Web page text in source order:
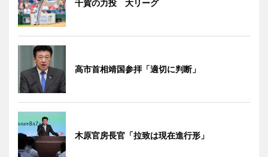
千賀の力投 大リーグ
高市首相靖国参拝「適切に判断」
木原官房長官「拉致は現在進行形」